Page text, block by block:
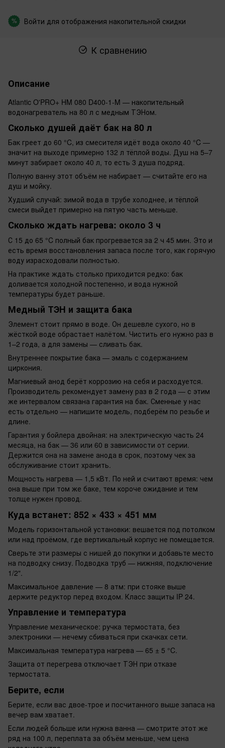
% Войти для отображения накопительной скидки
К сравнению
Описание
Atlantic O'PRO+ HM 080 D400-1-M — накопительный
водонагреватель на 80 л с медным ТЭНом.
Сколько душей даёт бак на 80 л
Бак греет до 60 °C, из смесителя идёт вода около 40 °C —
значит на выходе примерно 132 л тёплой воды. Душ на 5–7
минут забирает около 40 л, то есть 3 душа подряд.
Полную ванну этот объём не набирает — считайте его на
душ и мойку.
Худший случай: зимой вода в трубе холоднее, и тёплой
смеси выйдет примерно на пятую часть меньше.
Сколько ждать нагрева: около 3 ч
С 15 до 65 °C полный бак прогревается за 2 ч 45 мин. Это и
есть время восстановления запаса после того, как горячую
воду израсходовали полностью.
На практике ждать столько приходится редко: бак
доливается холодной постепенно, и вода нужной
температуры будет раньше.
Медный ТЭН и защита бака
Элемент стоит прямо в воде. Он дешевле сухого, но в
жёсткой воде обрастает налётом. Чистить его нужно раз в
1–2 года, а для замены — сливать бак.
Внутреннее покрытие бака — эмаль с содержанием
циркония.
Магниевый анод берёт коррозию на себя и расходуется.
Производитель рекомендует замену раз в 2 года — с этим
же интервалом связана гарантия на бак. Сменные у нас
есть отдельно — напишите модель, подберём по резьбе и
длине.
Гарантия у бойлера двойная: на электрическую часть 24
месяца, на бак — 36 или 60 в зависимости от серии.
Держится она на замене анода в срок, поэтому чек за
обслуживание стоит хранить.
Мощность нагрева — 1,5 кВт. По ней и считают время: чем
она выше при том же баке, тем короче ожидание и тем
толще нужен провод.
Куда встанет: 852 × 433 × 451 мм
Модель горизонтальной установки: вешается под потолком
или над проёмом, где вертикальный корпус не помещается.
Сверьте эти размеры с нишей до покупки и добавьте место
на подводку снизу. Подводка труб — нижняя, подключение
1/2".
Максимальное давление — 8 атм: при стояке выше
держите редуктор перед входом. Класс защиты IP 24.
Управление и температура
Управление механическое: ручка термостата, без
электроники — нечему сбиваться при скачках сети.
Максимальная температура нагрева — 65 ± 5 °C.
Защита от перегрева отключает ТЭН при отказе
термостата.
Берите, если
Берите, если вас двое-трое и посчитанного выше запаса на
вечер вам хватает.
Если людей больше или нужна ванна — смотрите этот же
ряд на 100 л, переплата за объём меньше, чем цена